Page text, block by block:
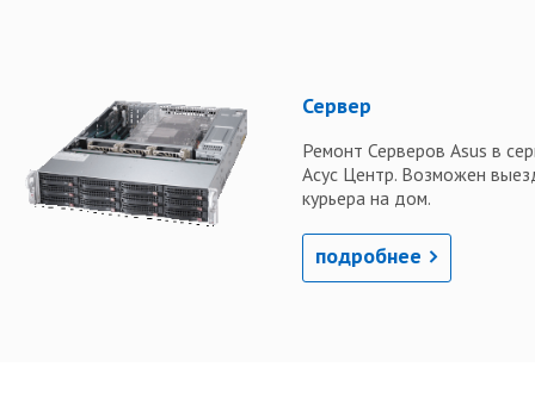
Сервер
Ремонт Серверов Asus в
Асус Центр. Возможен
курьера на дом.
подробнее